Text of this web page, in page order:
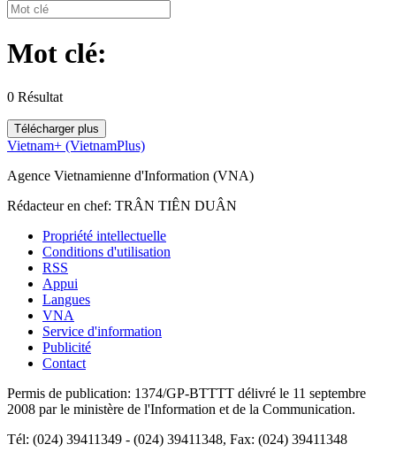
Mot clé:
0 Résultat
Télécharger plus
Vietnam+ (VietnamPlus)
Agence Vietnamienne d'Information (VNA)
Rédacteur en chef: TRÂN TIÊN DUÂN
Propriété intellectuelle
Conditions d'utilisation
RSS
Appui
Langues
VNA
Service d'information
Publicité
Contact
Permis de publication: 1374/GP-BTTTT délivré le 11 septembre
2008 par le ministère de l'Information et de la Communication.
Tél: (024) 39411349 - (024) 39411348, Fax: (024) 39411348